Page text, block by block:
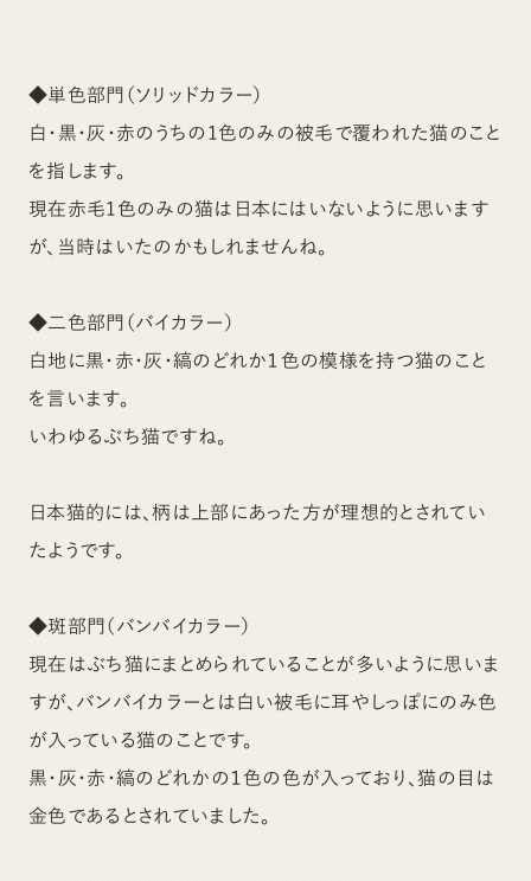
◆単色部門（ソリッドカラー）
白・黒・灰・赤のうちの1色のみの被毛で覆われた猫のこと
を指します。
現在赤毛1色のみの猫は日本にはいないように思います
が、当時はいたのかもしれませんね。
◆二色部門（バイカラー）
白地に黒・赤・灰・縞のどれか１色の模様を持つ猫のこと
を言います。
いわゆるぶち猫ですね。
日本猫的には、柄は上部にあった方が理想的とされてい
たようです。
◆斑部門（バンバイカラー）
現在はぶち猫にまとめられていることが多いように思いま
すが、バンバイカラーとは白い被毛に耳やしっぽにのみ色
が入っている猫のことです。
黒・灰・赤・縞のどれかの１色の色が入っており、猫の目は
金色であるとされていました。